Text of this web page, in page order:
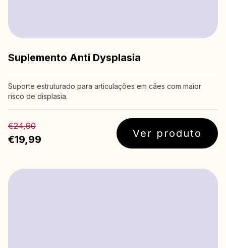
Suplemento Anti Dysplasia
Suporte estruturado para articulações em cães com maior
risco de displasia.
€24,90
€19,99 Ver produto